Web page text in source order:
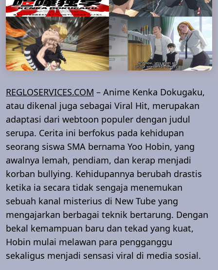
REGLOSERVICES.COM – Anime Kenka Dokugaku,
atau dikenal juga sebagai Viral Hit, merupakan
adaptasi dari webtoon populer dengan judul
serupa. Cerita ini berfokus pada kehidupan
seorang siswa SMA bernama Yoo Hobin, yang
awalnya lemah, pendiam, dan kerap menjadi
korban bullying. Kehidupannya berubah drastis
ketika ia secara tidak sengaja menemukan
sebuah kanal misterius di New Tube yang
mengajarkan berbagai teknik bertarung. Dengan
bekal kemampuan baru dan tekad yang kuat,
Hobin mulai melawan para pengganggu
sekaligus menjadi sensasi viral di media sosial.